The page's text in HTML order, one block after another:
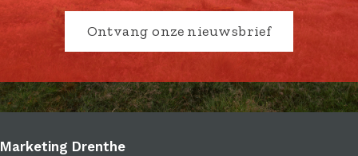
Ontvang onze nieuwsbrief
Marketing Drenthe